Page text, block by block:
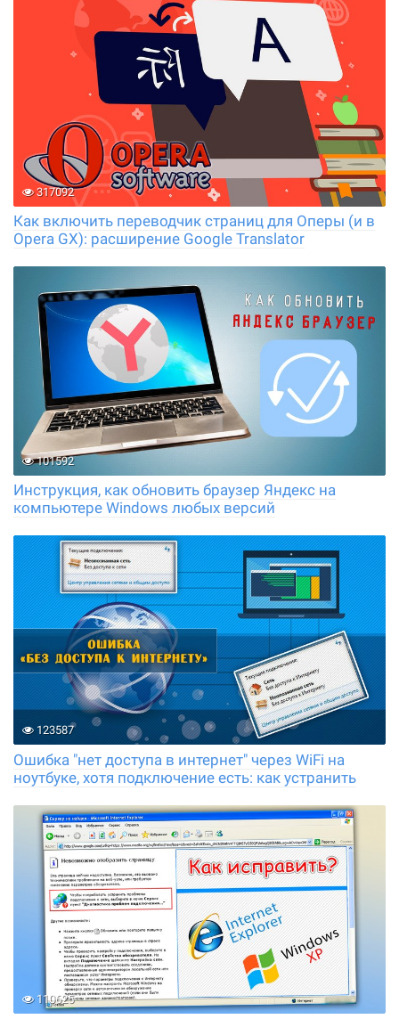
317092
Как включить переводчик страниц для Оперы (и в
Opera GX): расширение Google Translator
101592
Инструкция, как обновить браузер Яндекс на
компьютере Windows любых версий
123587
Ошибка "нет доступа в интернет" через WiFi на
ноутбуке, хотя подключение есть: как устранить
110625